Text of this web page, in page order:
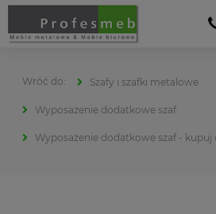
Szafy i szafki metalowe
Wyposażenie dodatkowe szaf
Wyposażenie dodatkowe szaf - kupuj